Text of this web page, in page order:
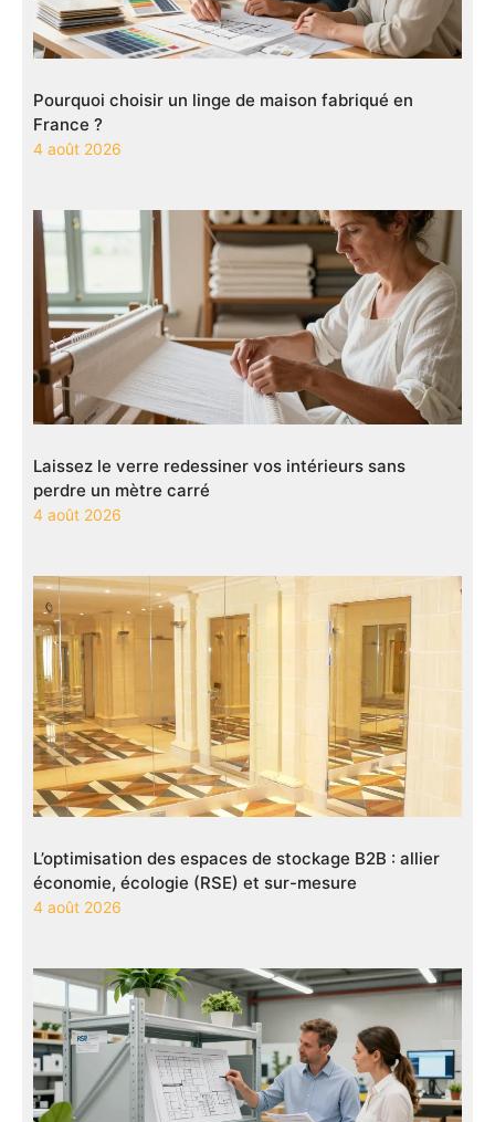
Pourquoi choisir un linge de maison fabriqué en
France ?
4 août 2026
Laissez le verre redessiner vos intérieurs sans
perdre un mètre carré
4 août 2026
L’optimisation des espaces de stockage B2B : allier
économie, écologie (RSE) et sur-mesure
4 août 2026